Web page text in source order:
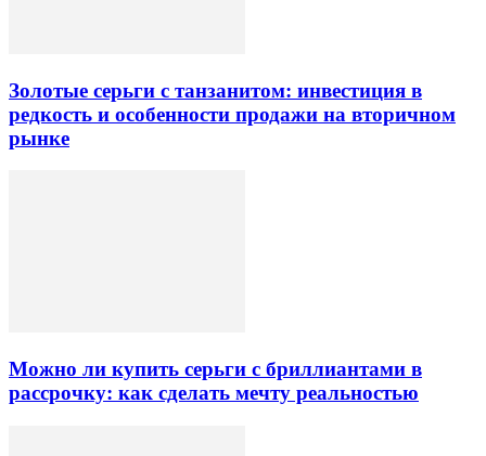
Золотые серьги с танзанитом: инвестиция в
редкость и особенности продажи на вторичном
рынке
Можно ли купить серьги с бриллиантами в
рассрочку: как сделать мечту реальностью